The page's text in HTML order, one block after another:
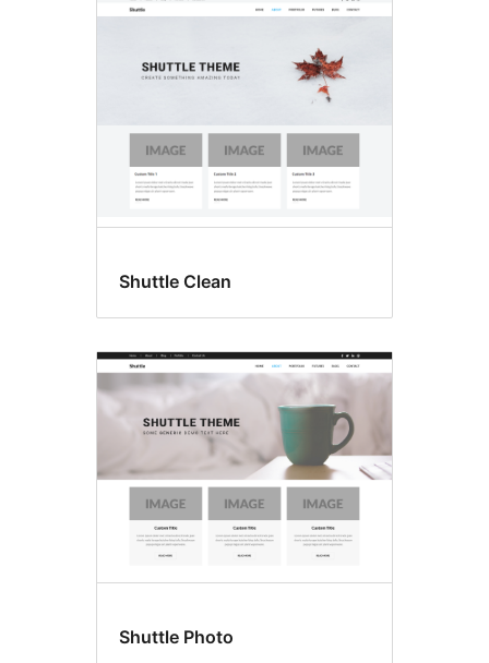
Shuttle Clean
Shuttle Photo